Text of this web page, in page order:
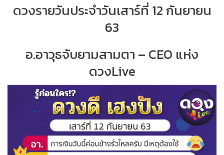
ดวงรายวันประจำวันเสาร์ที่ 12 กันยายน
63
อ.อาวุธจับยามสามตา – CEO แห่ง
ดวงLive